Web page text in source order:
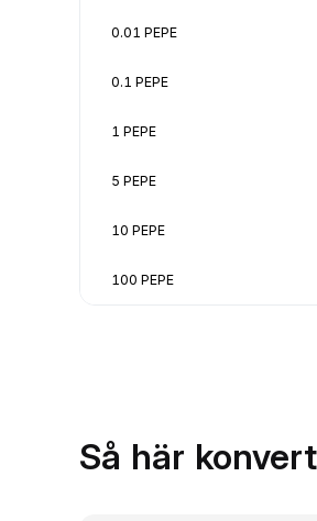
0.01 PEPE
0.1 PEPE
1 PEPE
5 PEPE
10 PEPE
100 PEPE
Så här